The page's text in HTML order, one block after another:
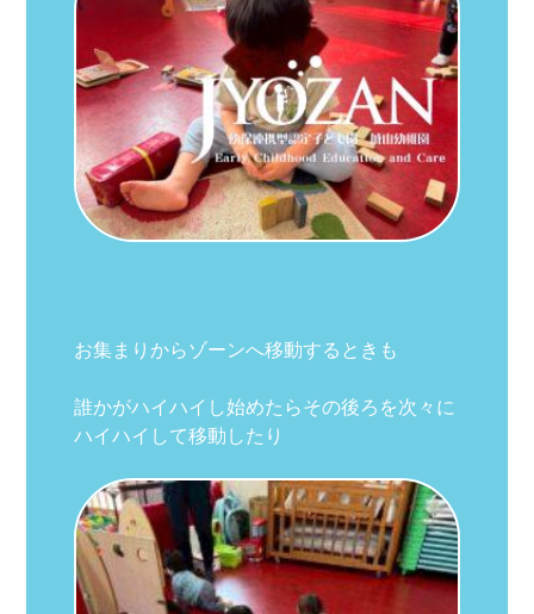
お集まりからゾーンへ移動するときも
誰かがハイハイし始めたらその後ろを次々に
ハイハイして移動したり